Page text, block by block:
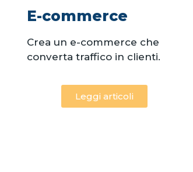
E-commerce
Crea un e-commerce che
converta traffico in clienti.
Leggi articoli